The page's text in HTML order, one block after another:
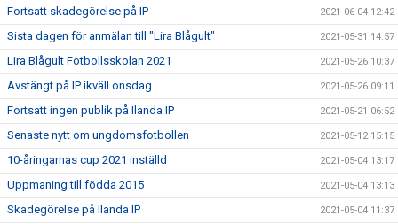
Fortsatt skadegörelse på IP 2021-06-04 12:42
Sista dagen för anmälan till "Lira Blågult" 2021-05-31 14:57
Lira Blågult Fotbollsskolan 2021 2021-05-26 10:37
Avstängt på IP ikväll onsdag 2021-05-26 09:11
Fortsatt ingen publik på Ilanda IP 2021-05-21 06:52
Senaste nytt om ungdomsfotbollen 2021-05-12 15:15
10-åringarnas cup 2021 inställd 2021-05-04 13:17
Uppmaning till födda 2015 2021-05-04 13:13
Skadegörelse på Ilanda IP 2021-05-04 11:37